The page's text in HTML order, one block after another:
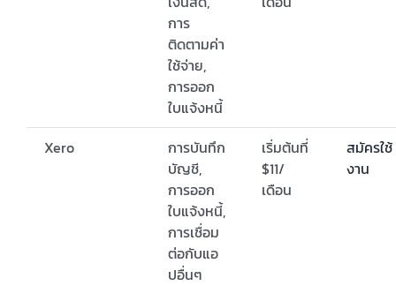
การ
ติดตามค่า
ใช้จ่าย,
การออก
ใบแจ้งหนี้
Xero
การบันทึก
บัญชี,
การออก
ใบแจ้งหนี้,
การเชื่อม
ต่อกับแอ
ปอื่นๆ
เริ่มต้นที่
$11/
เดือน
สมัครใช้
งาน